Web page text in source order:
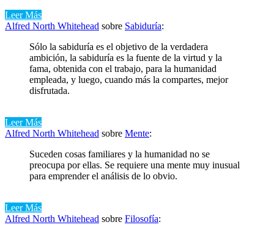
Leer Más
Alfred North Whitehead sobre Sabiduría:
Sólo la sabiduría es el objetivo de la verdadera
ambición, la sabiduría es la fuente de la virtud y la
fama, obtenida con el trabajo, para la humanidad
empleada, y luego, cuando más la compartes, mejor
disfrutada.
Leer Más
Alfred North Whitehead sobre Mente:
Suceden cosas familiares y la humanidad no se
preocupa por ellas. Se requiere una mente muy inusual
para emprender el análisis de lo obvio.
Leer Más
Alfred North Whitehead sobre Filosofía: